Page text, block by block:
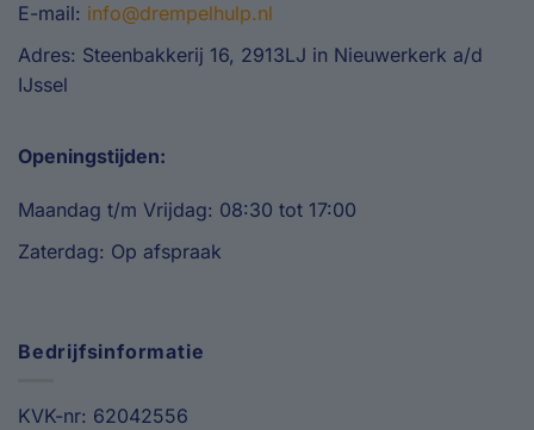
E-mail: info@drempelhulp.nl
Adres: Steenbakkerij 16, 2913LJ in Nieuwerkerk a/d
IJssel
Openingstijden:
Maandag t/m Vrijdag: 08:30 tot 17:00
Zaterdag: Op afspraak
Bedrijfsinformatie
KVK-nr: 62042556